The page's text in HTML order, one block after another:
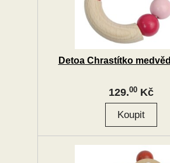
Detoa Chrastítko
129.00Kč